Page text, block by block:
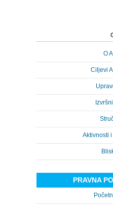
O
Ciljevi
Aktivnosti
PRAVNA